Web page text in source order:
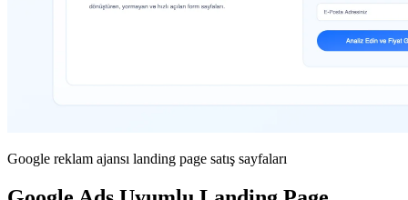
Google reklam ajansı landing page satış sayfaları